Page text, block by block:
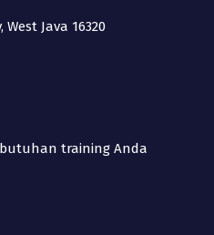
Java 16320
training Anda